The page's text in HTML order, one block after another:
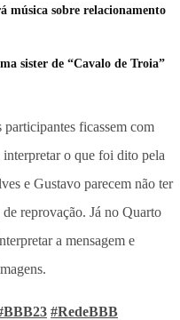
música sobre relacionamento
sister de “Cavalo de Troia”
ficassem com
interpretar o que foi dito pela
e Gustavo parecem não ter
reprovação. Já no Quarto
a mensagem e
#RedeBBB